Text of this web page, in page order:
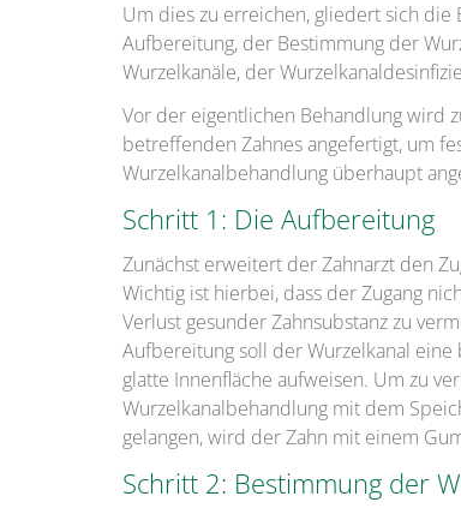
Um dies zu erreichen, gliedert sich die
Aufbereitung, der Bestimmung der
Wurzelkanäle, der
Vor der eigentlichen Behandlung wird
betreffenden Zahnes angefertigt, um
Wurzelkanalbehandlung überhaupt
Schritt 1: Die Aufbereitung
Zunächst erweitert der Zahnarzt den
Wichtig ist hierbei, dass der Zugang
Verlust gesunder Zahnsubstanz zu
Aufbereitung soll der Wurzelkanal
glatte Innenfläche aufweisen. Um zu
Wurzelkanalbehandlung mit dem
gelangen, wird der Zahn mit einem
Schritt 2: Bestimmung der